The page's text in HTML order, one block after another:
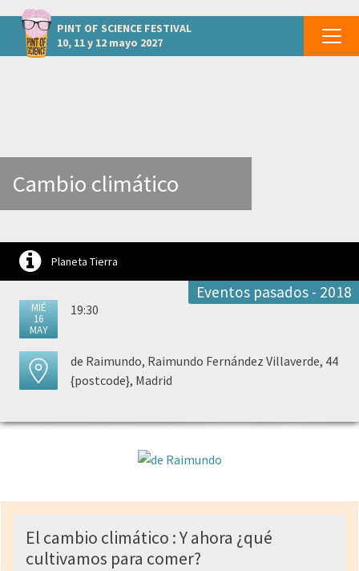
PINT OF SCIENCE FESTIVAL
10, 11 y 12 mayo 2027
otros eventos MADRID - Madrid
Cambio climático
Planeta Tierra
Eventos pasados - 2018
MIÉ
16
MAY
19:30
de Raimundo, Raimundo Fernández Villaverde, 44
{postcode}, Madrid
El cambio climático : Y ahora ¿qué
cultivamos para comer?